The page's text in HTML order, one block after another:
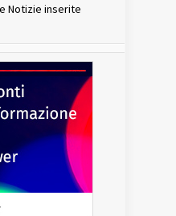
Notizie inserite